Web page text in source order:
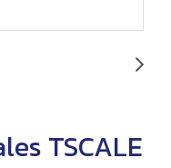
TSCALE